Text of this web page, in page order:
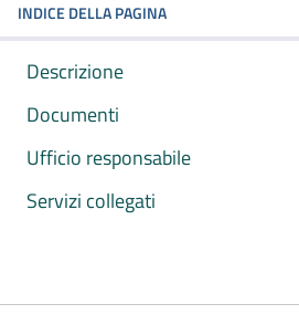
INDICE DELLA PAGINA
Descrizione
Documenti
Ufficio responsabile
Servizi collegati